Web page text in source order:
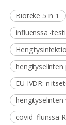
Bioteke 5 in 1
influenssa -
hengityselinten
EU IVDR: n
hengityselinten
covid -flunssa